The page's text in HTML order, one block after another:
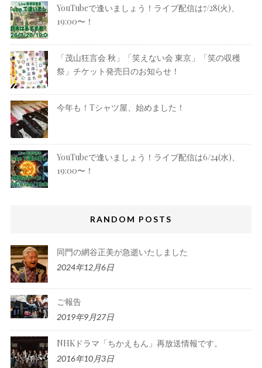
YouTubeで逢いましょう！ライブ配信は7/28(火)、
19:00〜！
「茂山狂言会 秋」「笑えない会 東京」「笑の収穫
祭」チケット発売日のお知らせ！
今年も！Tシャツ屋、始めました！
YouTubeで逢いましょう！ライブ配信は6/24(水)、
19:00〜！
RANDOM POSTS
同門の網谷正美が急逝いたしました
2024年12月6日
ご報告
2019年9月27日
NHKドラマ「ちかえもん」再放送情報です。
2016年10月3日